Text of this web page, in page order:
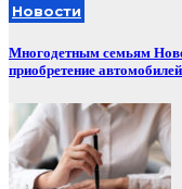
Новости
Многодетным семьям
приобретение автомобилей